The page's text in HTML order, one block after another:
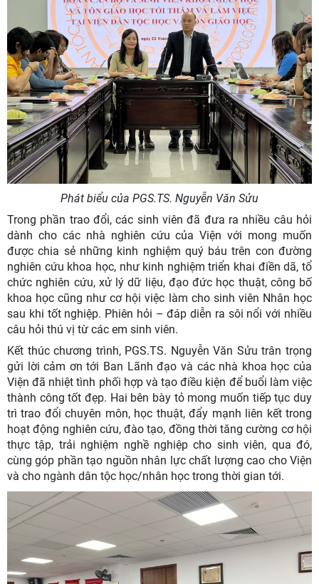
Phát biểu của PGS.TS. Nguyễn Văn Sửu
Trong phần trao đổi, các sinh viên đã đưa ra nhiều câu hỏi
dành cho các nhà nghiên cứu của Viện với mong muốn
được chia sẻ những kinh nghiệm quý báu trên con đường
nghiên cứu khoa học, như kinh nghiệm triển khai điền dã, tổ
chức nghiên cứu, xử lý dữ liệu, đạo đức học thuật, công bố
khoa học cũng như cơ hội việc làm cho sinh viên Nhân học
sau khi tốt nghiệp. Phiên hỏi – đáp diễn ra sôi nổi với nhiều
câu hỏi thú vị từ các em sinh viên.
Kết thúc chương trình, PGS.TS. Nguyễn Văn Sửu trân trọng
gửi lời cảm ơn tới Ban Lãnh đạo và các nhà khoa học của
Viện đã nhiệt tình phối hợp và tạo điều kiện để buổi làm việc
thành công tốt đẹp. Hai bên bày tỏ mong muốn tiếp tục duy
trì trao đổi chuyên môn, học thuật, đẩy mạnh liên kết trong
hoạt động nghiên cứu, đào tạo, đồng thời tăng cường cơ hội
thực tập, trải nghiệm nghề nghiệp cho sinh viên, qua đó,
cùng góp phần tạo nguồn nhân lực chất lượng cao cho Viện
và cho ngành dân tộc học/nhân học trong thời gian tới.